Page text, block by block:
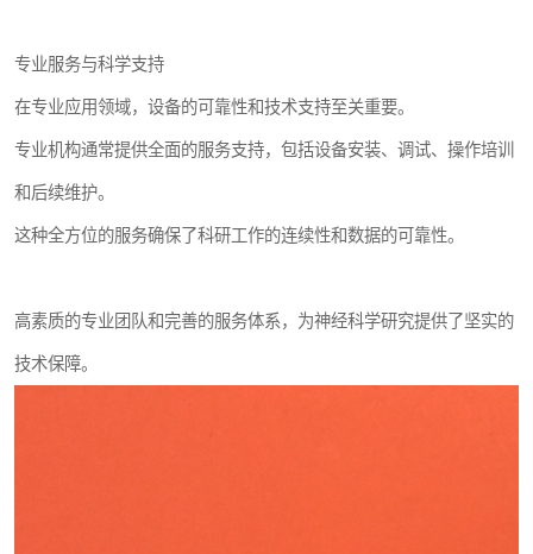
专业服务与科学支持
在专业应用领域，设备的可靠性和技术支持至关重要。
专业机构通常提供全面的服务支持，包括设备安装、调试、操作培训
和后续维护。
这种全方位的服务确保了科研工作的连续性和数据的可靠性。
高素质的专业团队和完善的服务体系，为神经科学研究提供了坚实的
技术保障。